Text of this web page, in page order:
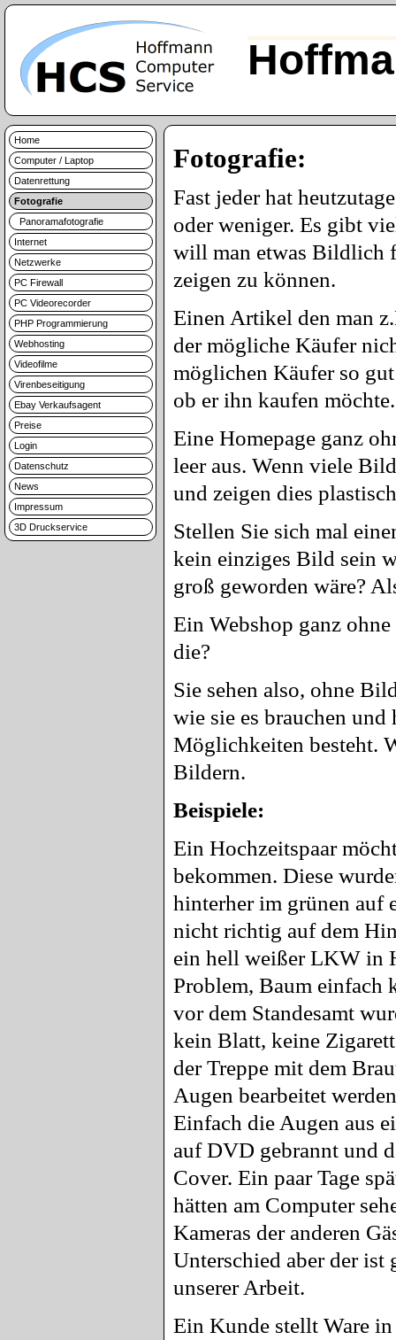
Home
Computer / Laptop
Datenrettung
Fotografie
Panoramafotografie
Internet
Netzwerke
PC Firewall
PC Videorecorder
PHP Programmierung
Webhosting
Videofilme
Virenbeseitigung
Ebay Verkaufsagent
Preise
Login
Datenschutz
News
Impressum
3D Druckservice
Fotografie:
Fast jeder hat
oder weniger. Es gibt
will man etwas Bildlich
zeigen zu können.
Einen Artikel den man
der mögliche Käufer
möglichen Käufer so
ob er ihn kaufen möchte.
Eine Homepage ganz
leer aus. Wenn viele
und zeigen dies
Stellen Sie sich mal
kein einziges Bild sein
groß geworden wäre?
Ein Webshop ganz
die?
Sie sehen also, ohne
wie sie es brauchen
Möglichkeiten besteht.
Bildern.
Beispiele:
Ein Hochzeitspaar
bekommen. Diese
hinterher im grünen auf
nicht richtig auf dem
ein hell weißer LKW in
Problem, Baum einfach
vor dem Standesamt
kein Blatt, keine
der Treppe mit dem
Augen bearbeitet
Einfach die Augen aus
auf DVD gebrannt und
Cover. Ein paar Tage
hätten am Computer
Kameras der anderen
Unterschied aber der ist
unserer Arbeit.
Ein Kunde stellt Ware